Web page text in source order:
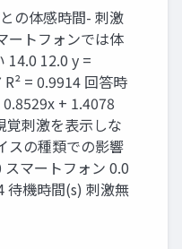
の体感時間- 刺激
ートフォンでは体
14.0 12.0 y =
= 0.9914 回答時
+ 1.4078
覚刺激を表示しな
スの種類での影響
スマートフォン 0.0
待機時間(s) 刺激無